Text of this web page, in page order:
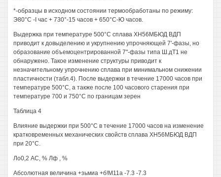
*-образцы в исходном состоянии термообработаны по режиму:
Э80°С -I час + 730°-15 часов + 650°С-Ю часов.
Выдержка при температуре 500°С сплава ХН56МБЮД ВДП
приводит к довыделению и укрупнению упрочняющей 7'-фазы, но
образование объемоцентрированной 7"-фазы типа Ш.дТ1 не
обнаружено. Такое изменение структуры приводит к
незначительному упрочнению сплава при минимальном снижении
пластичности (табл.4). После выдержки в течение 17000 часов при
температуре 500°С, а также после 100 часового старения при
температуре 700 и 750°С по границам зерен
Таблица 4
Влияние выдержки при 500°С в течение 17000 часов на изменение
кратковременных механических свойств сплава ХН56МБЮД ВДП
при 20°С.
Ло0,2 АС, % Лф , %
Абсолютная величина +зьмиа +б!М11а -7.3 -7.3